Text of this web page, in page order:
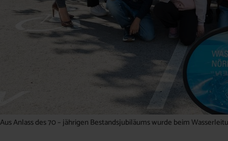
Aus Anlass des 70 – jährigen Bestandsjubiläums wurde beim